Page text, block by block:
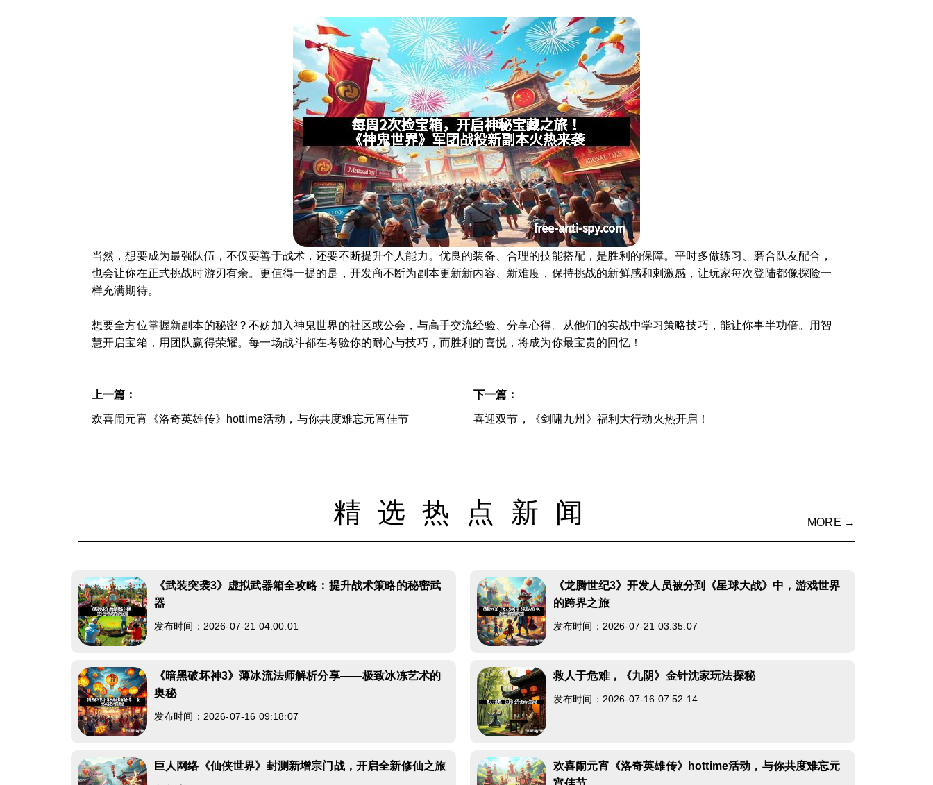
当然，想要成为最强队伍，不仅要善于战术，还要不断提升个人能力。优良的装备、合理的技能搭配，是胜利的保障。平时多做练习、磨合队友配合，
也会让你在正式挑战时游刃有余。更值得一提的是，开发商不断为副本更新新内容、新难度，保持挑战的新鲜感和刺激感，让玩家每次登陆都像探险一
样充满期待。
想要全方位掌握新副本的秘密？不妨加入神鬼世界的社区或公会，与高手交流经验、分享心得。从他们的实战中学习策略技巧，能让你事半功倍。用智
慧开启宝箱，用团队赢得荣耀。每一场战斗都在考验你的耐心与技巧，而胜利的喜悦，将成为你最宝贵的回忆！
上一篇：
欢喜闹元宵《洛奇英雄传》hottime活动，与你共度难忘元宵佳节
下一篇：
喜迎双节，《剑啸九州》福利大行动火热开启！
精选热点新闻 MORE →
《武装突袭3》虚拟武器箱全攻略：提升战术策略的秘密武
器
发布时间：2026-07-21 04:00:01
《龙腾世纪3》开发人员被分到《星球大战》中，游戏世界
的跨界之旅
发布时间：2026-07-21 03:35:07
《暗黑破坏神3》薄冰流法师解析分享——极致冰冻艺术的
奥秘
发布时间：2026-07-16 09:18:07
救人于危难，《九阴》金针沈家玩法探秘
发布时间：2026-07-16 07:52:14
巨人网络《仙侠世界》封测新增宗门战，开启全新修仙之旅
欢喜闹元宵《洛奇英雄传》hottime活动，与你共度难忘元